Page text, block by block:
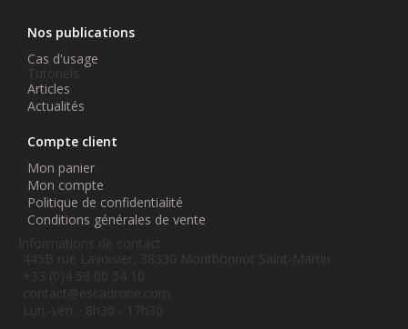
Nos publications
Cas d'usage
Tutoriels
Articles
Actualités
Compte client
Mon panier
Mon compte
Politique de confidentialité
Conditions générales de vente
Informations de contact
445B rue Lavoisier, 38330 Montbonnot Saint-Martin
contact@escadrone.com
Lun.-ven. · 8h30 - 17h30